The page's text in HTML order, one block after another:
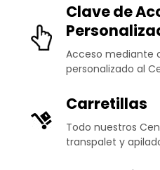
Clave de
Acceso mediante
personalizado al
Carretillas
Todo nuestros
transpalet y